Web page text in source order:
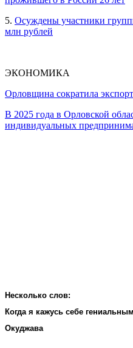
5. Осуждены участники
млн рублей
ЭКОНОМИКА
Орловщина сократила
В 2025 года в Орловской
индивидуальных
Несколько слов:
Когда я кажусь себе
Окуджава